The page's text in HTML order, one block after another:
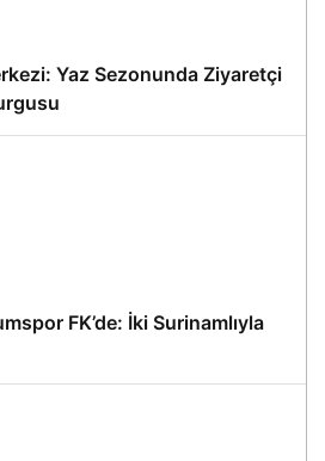
Yaz Sezonunda Ziyaretçi
FK’de: İki Surinamlıyla